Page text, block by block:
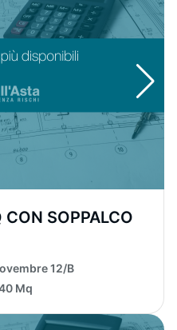
SOPPALCO
12/B
Mq